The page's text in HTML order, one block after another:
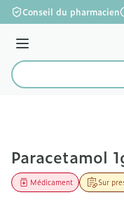
Aller au contenu
Conseil du pharmacien
Menu
Rechercher
Paracetamol
Sur
Médicament